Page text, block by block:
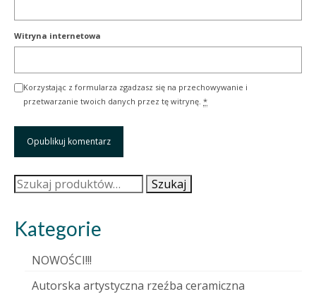
Witryna internetowa
Korzystając z formularza zgadzasz się na przechowywanie i
przetwarzanie twoich danych przez tę witrynę. *
Szukaj: Szukaj
Kategorie
NOWOŚCI!!!
Autorska artystyczna rzeźba ceramiczna